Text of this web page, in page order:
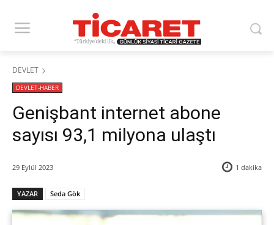
DEVLET
DEVLET-HABER
Genişbant internet abone
sayısı 93,1 milyona ulaştı
29 Eylül 2023 1 dakika
YAZAR Seda Gök